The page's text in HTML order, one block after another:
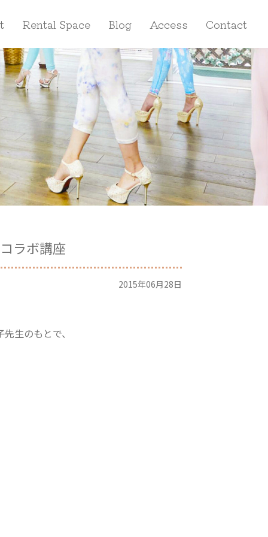
Rental Space Blog Access Contact
ラボ講座
2015年06月28日
生のもとで、